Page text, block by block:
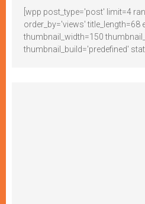
[wpp post_type='post' limit=4
order_by='views' title_length=68
thumbnail_width=150
thumbnail_build='predefined'